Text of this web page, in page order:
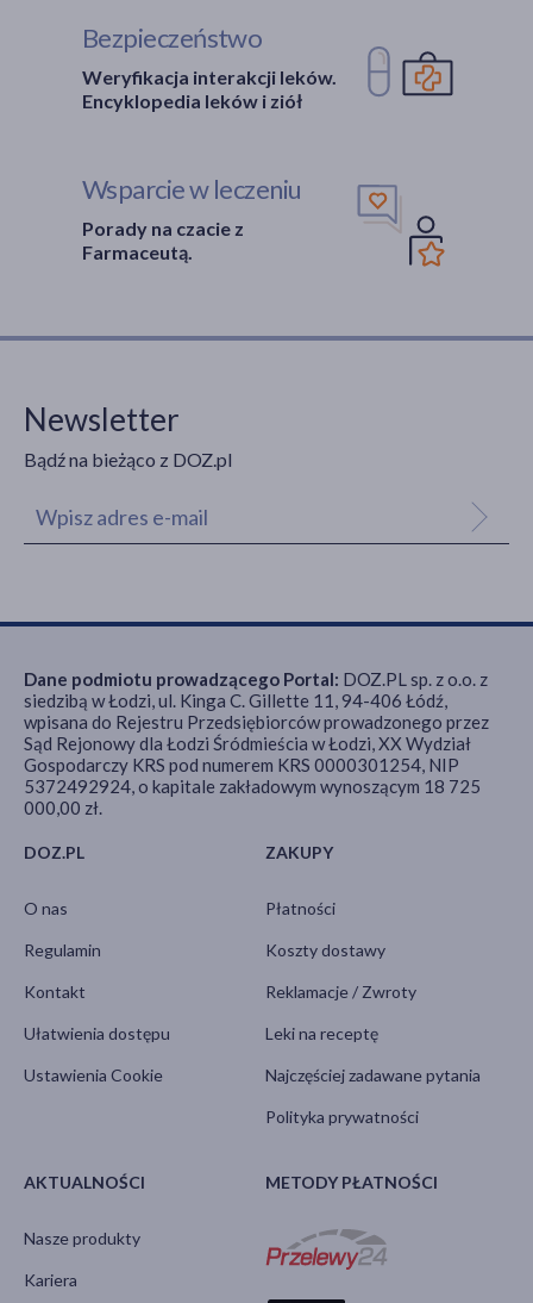
Bezpieczeństwo
Weryfikacja interakcji leków.
Encyklopedia leków i ziół
Wsparcie w leczeniu
Porady na czacie z
Farmaceutą.
Newsletter
Bądź na bieżąco z DOZ.pl
DOZ.PL
O nas
Regulamin
Kontakt
Ułatwienia dostępu
Ustawienia Cookie
ZAKUPY
Płatności
Koszty dostawy
Reklamacje / Zwroty
Leki na receptę
Najczęściej zadawane pytania
Polityka prywatności
AKTUALNOŚCI
Nasze produkty
Kariera
METODY PŁATNOŚCI
Dane podmiotu prowadzącego Portal: DOZ.PL sp. z o.o. z
siedzibą w Łodzi, ul. Kinga C. Gillette 11, 94-406 Łódź,
wpisana do Rejestru Przedsiębiorców prowadzonego przez
Sąd Rejonowy dla Łodzi Śródmieścia w Łodzi, XX Wydział
Gospodarczy KRS pod numerem KRS 0000301254, NIP
5372492924, o kapitale zakładowym wynoszącym 18 725
000,00 zł.